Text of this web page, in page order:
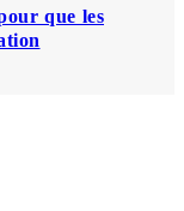
que les